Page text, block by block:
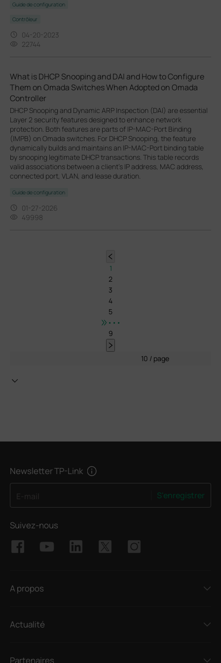
Guide de configuration
Contrôleur
04-20-2023
22744
What is DHCP Snooping and DAI and How to Configure
Them on Omada Switches When Adopted on Omada
Controller
DHCP Snooping and Dynamic ARP Inspection (DAI) are essential
Layer 2 security features designed to enhance network
protection. Both features are parts of IP-MAC-Port Binding
(IMPB) on Omada switches. For DHCP Snooping, the feature
dynamically builds and maintains an IP-MAC-Port binding table
by snooping legitimate DHCP transactions. This table records
valid associations between a client's IP address, MAC address,
connected port, VLAN, and lease duration.
Guide de configuration
01-27-2026
49998
1
2
3
4
5
•••
9
10 / page
Newsletter TP-Link
S'enregistrer
Suivez-nous
A propos
Actualité
Partenaires